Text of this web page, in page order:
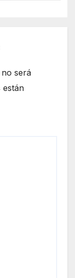
será
están